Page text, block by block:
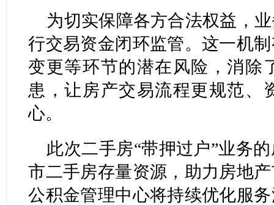
为切实保障各方合法权益，
行交易资金闭环监管。这一机
变更等环节的潜在风险，消除
患，让房产交易流程更规范、
心。
此次二手房“带押过户”业务
市二手房存量资源，助力房地
公积金管理中心将持续优化服